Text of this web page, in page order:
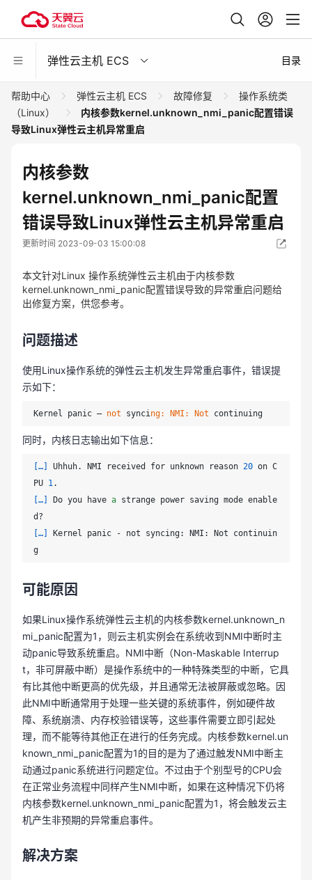
弹性云主机 ECS 目录
帮助中心 弹性云主机 ECS 故障修复
操作系统类
（Linux）
内核参数kernel.unknown_nmi_panic配置错误
导致Linux弹性云主机异常重启
内核参数
kernel.unknown_nmi_panic配置
错误导致Linux弹性云主机异常重启
更新时间 2023-09-03 15:00:08
本文针对Linux 操作系统弹性云主机由于内核参数
kernel.unknown_nmi_panic配置错误导致的异常重启问题给
出修复方案，供您参考。
问题描述
使用Linux操作系统的弹性云主机发生异常重启事件，错误提
示如下：
Kernel panic – not syncing: NMI: Not continuing
同时，内核日志输出如下信息：
[…] Uhhuh. NMI received for unknown reason 20 on C
PU 1
[…]
Do you have a strange power saving mode enable
[…]
Kernel panic - not syncing: NMI: Not continuin
g
可能原因
如果Linux操作系统弹性云主机的内核参数kernel.unknown_n
mi_panic配置为1，则云主机实例会在系统收到NMI中断时主
动panic导致系统重启。NMI中断（Non-Maskable Interrup
t，非可屏蔽中断）是操作系统中的一种特殊类型的中断，它具
有比其他中断更高的优先级，并且通常无法被屏蔽或忽略。因
此NMI中断通常用于处理一些关键的系统事件，例如硬件故
障、系统崩溃、内存校验错误等，这些事件需要立即引起处
理，而不能等待其他正在进行的任务完成。内核参数kernel.un
known_nmi_panic配置为1的目的是为了通过触发NMI中断主
动通过panic系统进行问题定位。不过由于个别型号的CPU会
在正常业务流程中同样产生NMI中断，如果在这种情况下仍将
内核参数kernel.unknown_nmi_panic配置为1，将会触发云主
机产生非预期的异常重启事件。
解决方案